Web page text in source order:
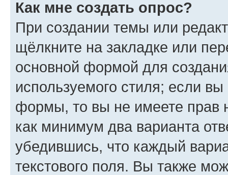
Как мне создать опрос?
При создании темы или
щёлкните на закладке или
основной формой для
используемого стиля; если
формы, то вы не имеете прав
как минимум два варианта
убедившись, что каждый
текстового поля. Вы также